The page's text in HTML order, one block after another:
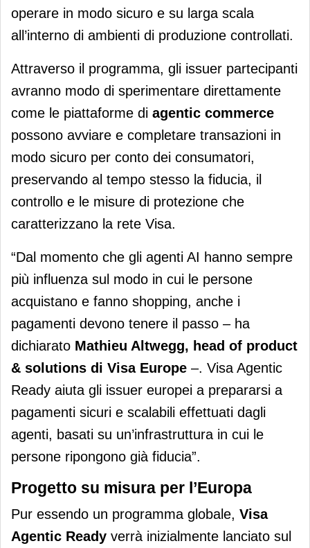
operare in modo sicuro e su larga scala
all’interno di ambienti di produzione controllati.
Attraverso il programma, gli issuer partecipanti
avranno modo di sperimentare direttamente
come le piattaforme di agentic commerce
possono avviare e completare transazioni in
modo sicuro per conto dei consumatori,
preservando al tempo stesso la fiducia, il
controllo e le misure di protezione che
caratterizzano la rete Visa.
“Dal momento che gli agenti AI hanno sempre
più influenza sul modo in cui le persone
acquistano e fanno shopping, anche i
pagamenti devono tenere il passo – ha
dichiarato Mathieu Altwegg, head of product
& solutions di Visa Europe –. Visa Agentic
Ready aiuta gli issuer europei a prepararsi a
pagamenti sicuri e scalabili effettuati dagli
agenti, basati su un’infrastruttura in cui le
persone ripongono già fiducia”.
Progetto su misura per l’Europa
Pur essendo un programma globale, Visa
Agentic Ready verrà inizialmente lanciato sul